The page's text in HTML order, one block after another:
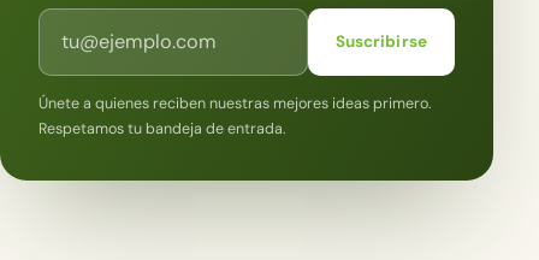
Correo electrónico
Suscribirse
Únete a quienes reciben nuestras mejores ideas primero.
Respetamos tu bandeja de entrada.